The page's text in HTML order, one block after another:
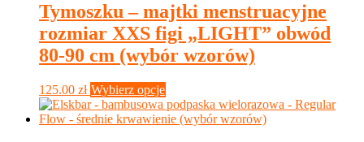
Tymoszku – majtki menstruacyjne
rozmiar XXS figi „LIGHT” obwód
80-90 cm (wybór wzorów)
125.00 zł Wybierz opcje
produkt
ma